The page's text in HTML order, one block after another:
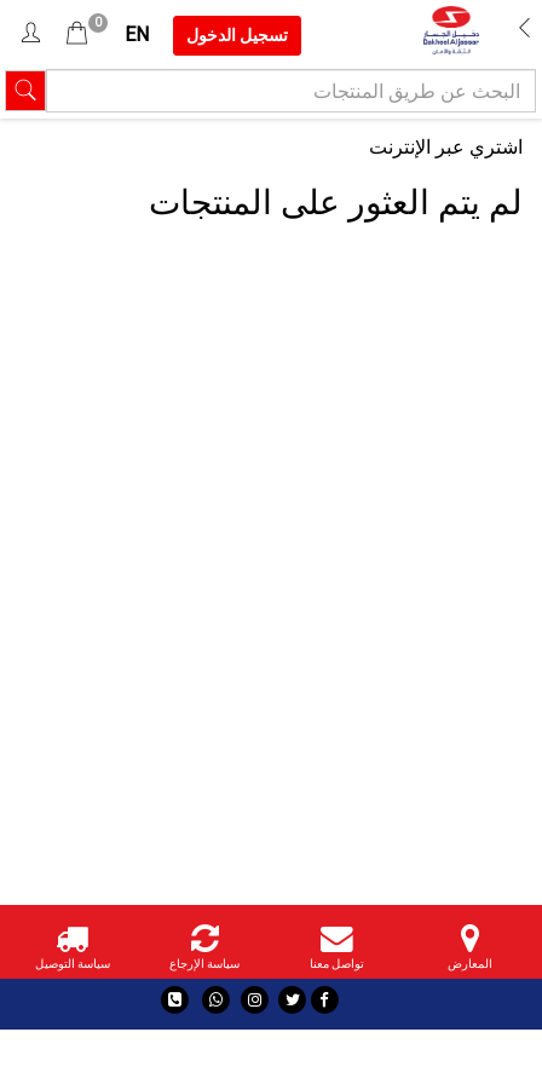
تسجيل الدخول EN
0
اشتري عبر الإنترنت
لم يتم العثور على المنتجات
المعارض تواصل معنا سياسة الإرجاع سياسة التوصيل